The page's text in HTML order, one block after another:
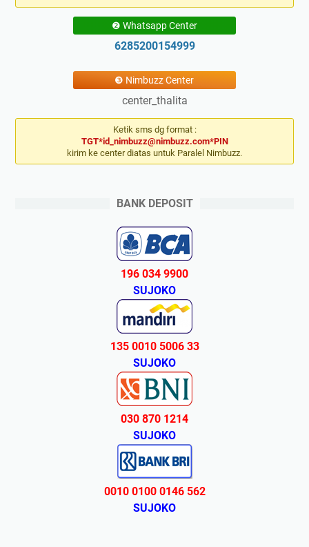
❷ Whatsapp Center
6285200154999
❸ Nimbuzz Center
center_thalita
Ketik sms dg format :
TGT*id_nimbuzz@nimbuzz.com*PIN
kirim ke center diatas untuk Paralel Nimbuzz.
BANK DEPOSIT
196 034 9900
SUJOKO
135 0010 5006 33
SUJOKO
030 870 1214
SUJOKO
0010 0100 0146 562
SUJOKO